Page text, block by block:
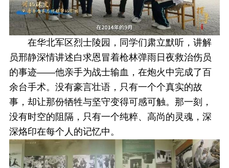
在华北军区烈士陵园，同学们肃立默听，讲解
员邢静深情讲述白求恩冒着枪林弹雨日夜救治伤员
的事迹——他亲手为战士输血，在炮火中完成了百
余台手术。没有豪言壮语，只有一个个真实的故
事，却让那份牺牲与坚守变得可感可触。那一刻，
没有时空的阻隔，只有一个纯粹、高尚的灵魂，深
深烙印在每个人的记忆中。